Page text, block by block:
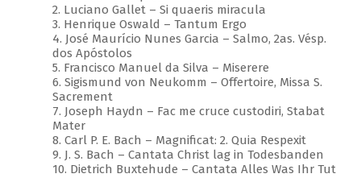
2. Luciano Gallet – Si quaeris miracula
3. Henrique Oswald – Tantum Ergo
4. José Maurício Nunes Garcia – Salmo, 2as. Vésp.
dos Apóstolos
5. Francisco Manuel da Silva – Miserere
6. Sigismund von Neukomm – Offertoire, Missa S.
Sacrement
7. Joseph Haydn – Fac me cruce custodiri, Stabat
Mater
8. Carl P. E. Bach – Magnificat: 2. Quia Respexit
9. J. S. Bach – Cantata Christ lag in Todesbanden
10. Dietrich Buxtehude – Cantata Alles Was Ihr Tut